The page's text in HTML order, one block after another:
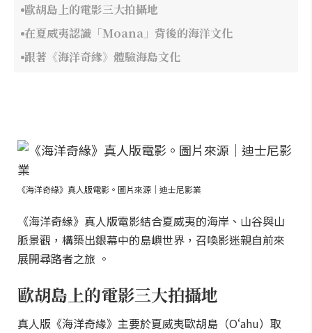
歐胡島上的電影三大拍攝地
在夏威夷認識「Moana」背後的海洋文化
跟著《海洋奇緣》體驗海島文化
《海洋奇緣》真人版電影。圖片來源｜迪士尼影業
《海洋奇緣》真人版電影結合夏威夷的海岸、山谷與山
脈景觀，構築出銀幕中的島嶼世界，召喚影迷親自前來
展開尋路者之旅 。
歐胡島上的電影三大拍攝地
真人版《海洋奇緣》主要於夏威夷歐胡島（Oʻahu）取